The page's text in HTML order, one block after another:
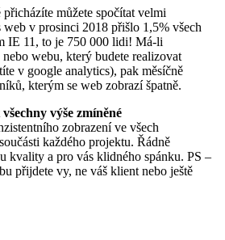
můžete spočítat velmi
v prosinci 2018 přišlo 1,5% všech
IE 11, to je 750 000 lidi! Má-li
webu, který budete realizovat
v google analytics), pak měsíčně
kterým se web zobrazí špatně.
výše zmíněné
zobrazení ve všech
každého projektu. Řádně
kvality a pro vás klidného spánku. PS –
přijdete vy, ne váš klient nebo ještě